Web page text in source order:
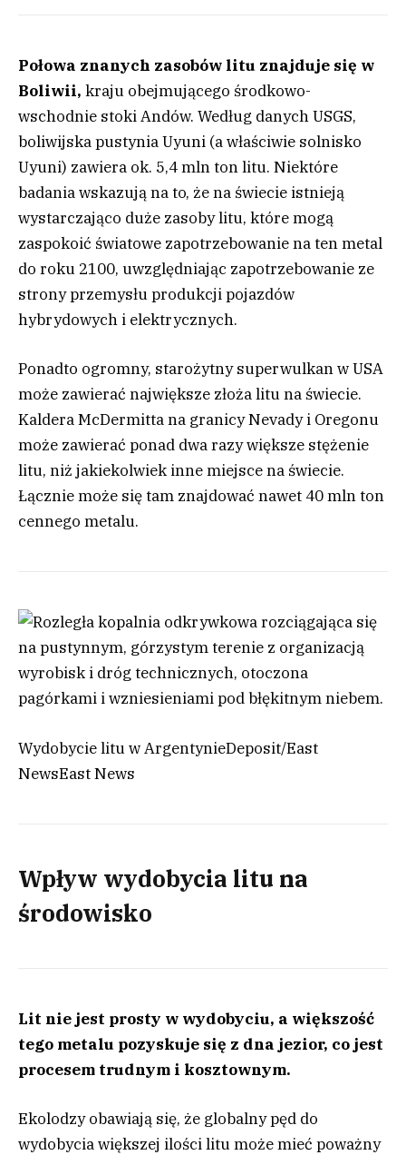
Połowa znanych zasobów litu znajduje się w
Boliwii, kraju obejmującego środkowo-
wschodnie stoki Andów. Według danych USGS,
boliwijska pustynia Uyuni (a właściwie solnisko
Uyuni) zawiera ok. 5,4 mln ton litu. Niektóre
badania wskazują na to, że na świecie istnieją
wystarczająco duże zasoby litu, które mogą
zaspokoić światowe zapotrzebowanie na ten metal
do roku 2100, uwzględniając zapotrzebowanie ze
strony przemysłu produkcji pojazdów
hybrydowych i elektrycznych.
Ponadto ogromny, starożytny superwulkan w USA
może zawierać największe złoża litu na świecie.
Kaldera McDermitta na granicy Nevady i Oregonu
może zawierać ponad dwa razy większe stężenie
litu, niż jakiekolwiek inne miejsce na świecie.
Łącznie może się tam znajdować nawet 40 mln ton
cennego metalu.
Wydobycie litu w ArgentynieDeposit/East
NewsEast News
Wpływ wydobycia litu na
środowisko
Lit nie jest prosty w wydobyciu, a większość
tego metalu pozyskuje się z dna jezior, co jest
procesem trudnym i kosztownym.
Ekolodzy obawiają się, że globalny pęd do
wydobycia większej ilości litu może mieć poważny